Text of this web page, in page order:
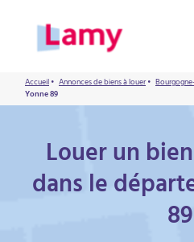
Accueil• Annonces de biens à louer•
Yonne 89
Louer un
dans le
89